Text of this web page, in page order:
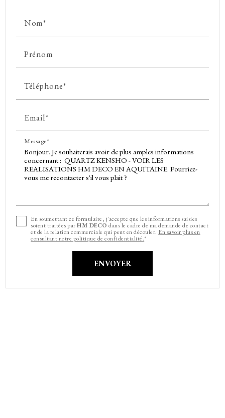
Nom*
Prénom
Téléphone*
Email*
Message*
En soumettant ce formulaire, j'accepte que les informations saisies
soient traitées parHM DECO dans le cadre de ma demande de contact
et de la relation commerciale qui peut en découler. En savoir plus en
consultant notre politique de confidentialité.*